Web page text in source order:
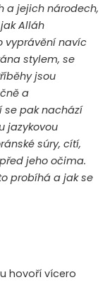
a jejich národech,
Alláh
vyprávění navíc
stylem, se
jsou
a
se pak nachází
jazykovou
súry, cítí,
jeho očima.
probíhá a jak se
hovoří vícero